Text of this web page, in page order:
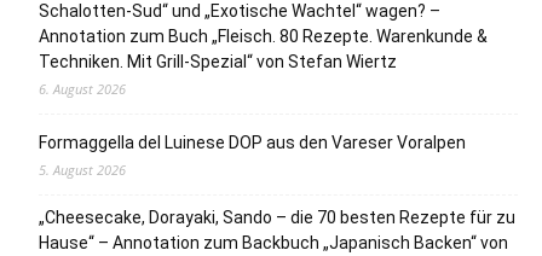
Schalotten-Sud“ und „Exotische Wachtel“ wagen? –
Annotation zum Buch „Fleisch. 80 Rezepte. Warenkunde &
Techniken. Mit Grill-Spezial“ von Stefan Wiertz
6. August 2026
Formaggella del Luinese DOP aus den Vareser Voralpen
5. August 2026
„Cheesecake, Dorayaki, Sando – die 70 besten Rezepte für zu
Hause“ – Annotation zum Backbuch „Japanisch Backen“ von